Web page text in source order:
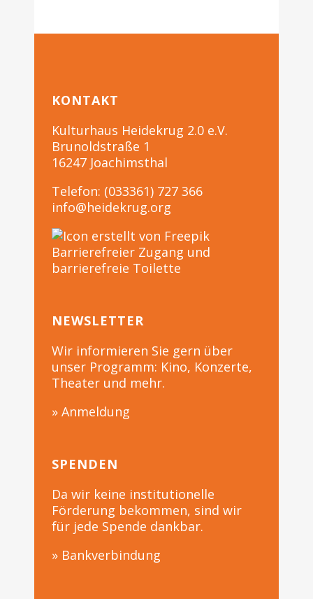
KONTAKT
Kulturhaus Heidekrug 2.0 e.V.
Brunoldstraße 1
16247 Joachimsthal
Telefon: (033361) 727 366
info@heidekrug.org
Barrierefreier Zugang und
barrierefreie Toilette
NEWSLETTER
Wir informieren Sie gern über
unser Programm: Kino, Konzerte,
Theater und mehr.
» Anmeldung
SPENDEN
Da wir keine institutionelle
Förderung bekommen, sind wir
für jede Spende dankbar.
» Bankverbindung